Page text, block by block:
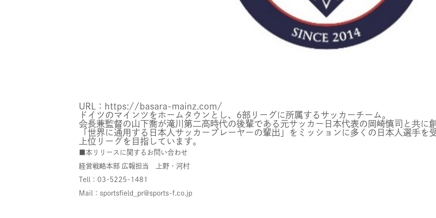
URL：
https://basara-mainz.com/
ドイツのマインツをホームタウンとし、6部リーグに所属するサッカーチーム。
会長兼監督の山下喬が滝川第二高時代の後輩である元サッカー日本代表の岡崎慎司と共に創
「世界に通用する日本人サッカープレーヤーの輩出」をミッションに多くの日本人選手を
上位リーグを目指しています。
■本リリースに関するお問い合わせ
経営戦略本部 広報担当 上野・河村
Tell：03-5225-1481
Mail：sportsfield_pr@sports-f.co.jp